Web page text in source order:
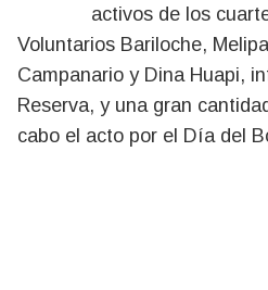
activos de los
Voluntarios Bariloche,
Campanario y Dina Huapi,
Reserva, y una gran
cabo el acto por el Día del